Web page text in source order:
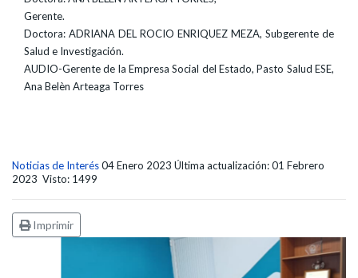
Gerente.
Doctora: ADRIANA DEL ROCIO ENRIQUEZ MEZA, Subgerente de
Salud e Investigación.
AUDIO-Gerente de la Empresa Social del Estado, Pasto Salud ESE,
Ana Belèn Arteaga Torres
Noticias de Interés04 Enero 2023 Última actualización: 01 Febrero
2023 Visto: 1499
Imprimir